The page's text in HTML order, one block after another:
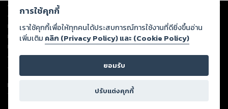
Copyright © 2026
ต่อผลงานหรือเนื้อหาใดที่อัปโหลดผ่านเว็บไซต์และปรากฏว่าละเมิดสิทธิใน
ทรัพย์สินทางปัญญาของบุคคลอื่นหรือขัดต่อกฎหมายและศีลธรรม ดังนั้น ผู้อ่าน
ทุกท่านโปรดใช้วิจารณญาณในการกลั่นกรองด้วยตนเอง และหากท่านพบว่าส่วน
หนึ่งส่วนใดขัดต่อกฎหมายและศีลธรรม กรุณาแจ้งมายังบริษัท เพื่อทีมงานจะได้
ดำเนินการในทันที ทั้งนี้ ทางสตอรี่ล็อกขอสงวนลิขสิทธิ์ตามพระราชบัญญัติ
ลิขสิทธิ์ พ.ศ. 2537 (ฉบับล่าสุด)
For support: member@ookbee.com
Version
การใช้คุกกี้
เราใช้คุกกี้เพื่อให้ทุกคนได้ประสบการณ์การใช้งานที่ดียิ่งขึ้นอ่าน
เพิ่มเติม คลิก (Privacy Policy) และ (Cookie Policy)
ยอมรับ
ปรับแต่งคุกกี้